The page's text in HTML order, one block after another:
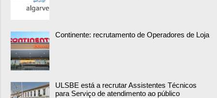
Continente: recrutamento de Operadores de Loja
ULSBE está a recrutar Assistentes Técnicos
para Serviço de atendimento ao público